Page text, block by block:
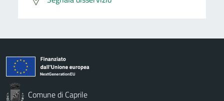
Comune di Caprile